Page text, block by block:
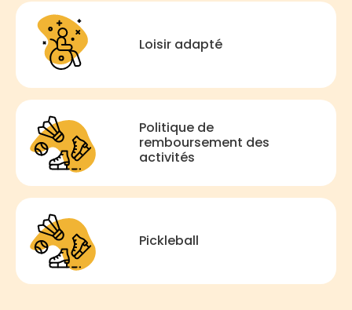
Loisir adapté
Politique de
remboursement des
activités
Pickleball